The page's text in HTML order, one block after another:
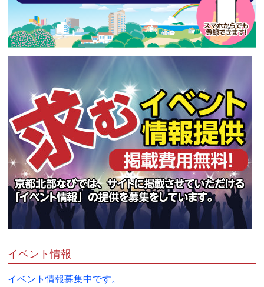
イベント情報
イベント情報募集中です。